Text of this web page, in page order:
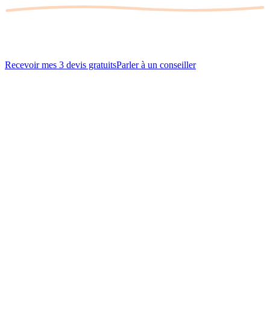
Recevoir mes 3 devis gratuitsParler à un conseiller